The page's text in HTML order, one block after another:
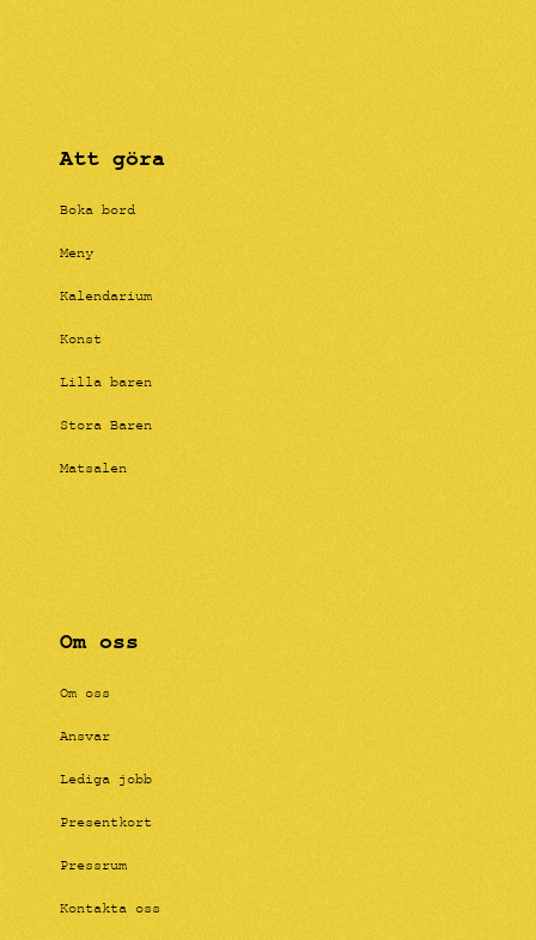
Att göra
Boka bord
Meny
Kalendarium
Konst
Lilla baren
Stora Baren
Matsalen
Om oss
Om oss
Ansvar
Lediga jobb
Presentkort
Pressrum
Kontakta oss